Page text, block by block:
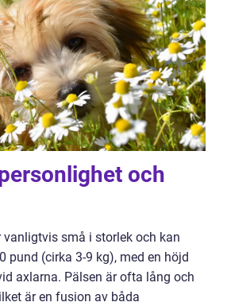
och
vanligtvis små i storlek och kan
pund (cirka 3-9 kg), med en höjd
axlarna. Pälsen är ofta lång och
är en fusion av båda